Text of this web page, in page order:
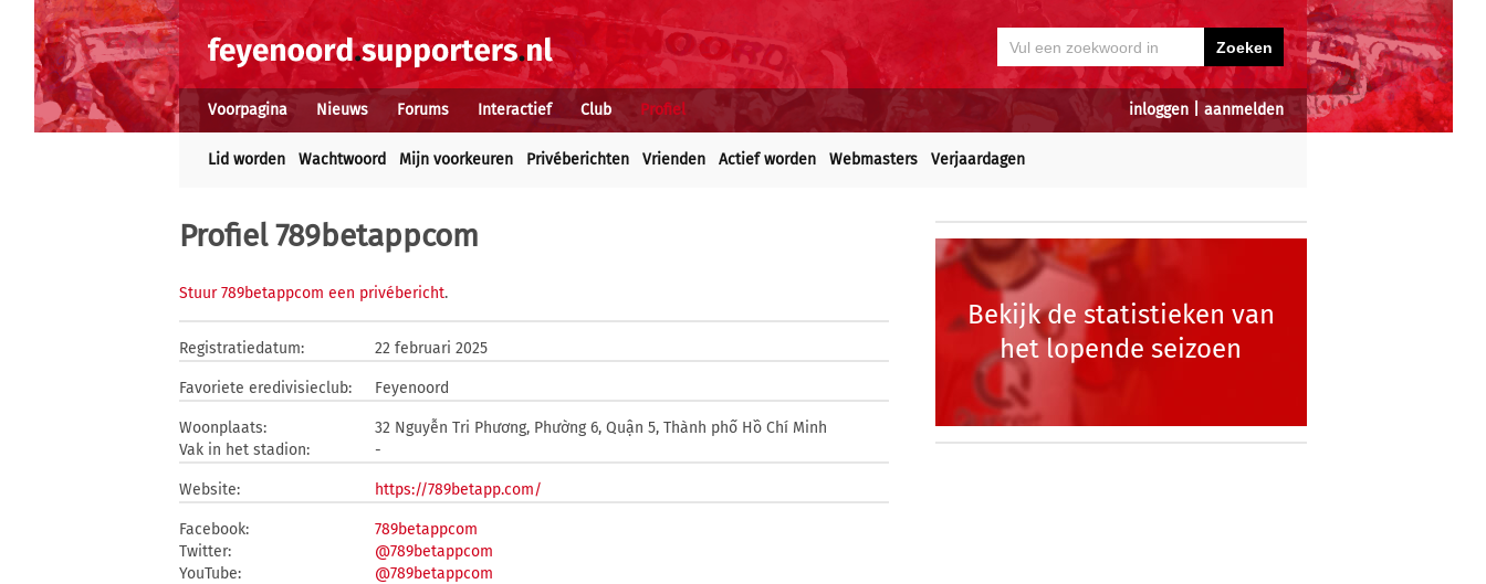
inloggen aanmelden
Voorpagina Nieuws Forums Interactief Club Profiel
Lid worden Wachtwoord Mijn voorkeuren Privéberichten Vrienden Actief worden Webmasters Verjaardagen
Profiel 789betappcom
Stuur 789betappcom een privébericht.
Registratiedatum: 22 februari 2025
Favoriete eredivisieclub: Feyenoord
Woonplaats:
32 Nguyễn Tri Phương, Phường 6, Quận 5, Thành phố Hồ Chí Minh
Vak in het stadion:
-
Website: https://789betapp.com/
Facebook:
789betappcom
Twitter:
@789betappcom
YouTube:
@789betappcom
Bekijk de statistieken van
het lopende seizoen